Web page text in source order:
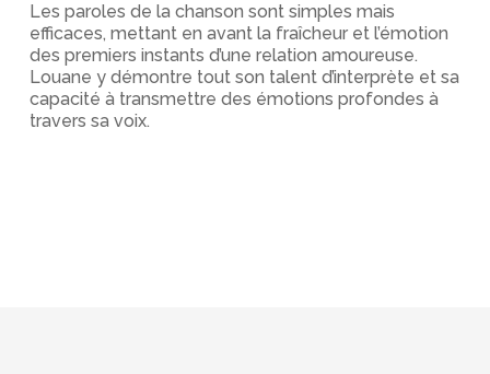
Les paroles de la chanson sont simples mais
efficaces, mettant en avant la fraîcheur et l’émotion
des premiers instants d’une relation amoureuse.
Louane y démontre tout son talent d’interprète et sa
capacité à transmettre des émotions profondes à
travers sa voix.